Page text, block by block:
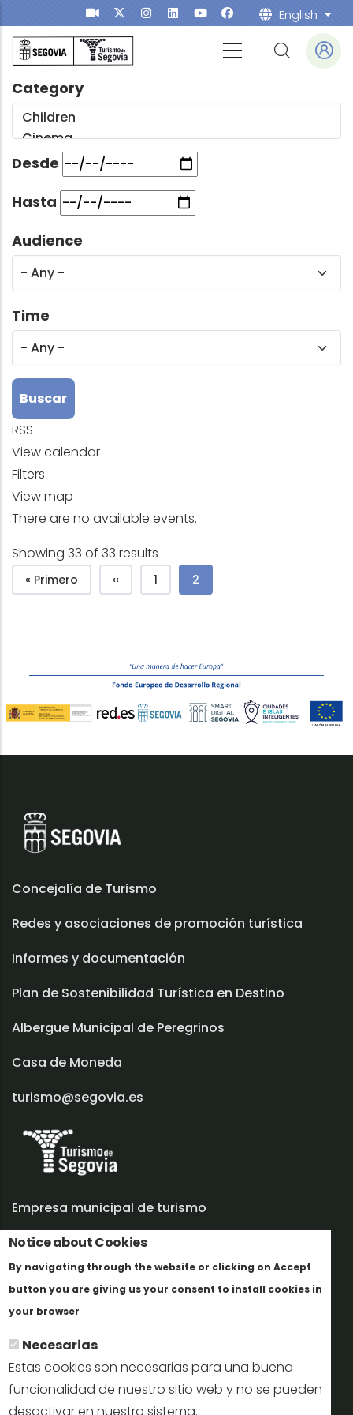
Notice about Cookies
By navigating through the website or clicking on Accept
button you are giving us your consent to install cookies in
your browser
Necesarias
Estas cookies son necesarias para una buena
funcionalidad de nuestro sitio web y no se pueden
Skip to main content English List
Category
Desde
Hasta
Audience
Time
RSS
View calendar
Filters
View map
There are no available events.
Showing 33 of 33 results
Pagination
First page
« Primero Previous page
‹‹ Page
1 Current page
2
Concejalía de Turismo
Redes y asociaciones de promoción turística
Informes y documentación
Plan de Sostenibilidad Turística en Destino
Albergue Municipal de Peregrinos
Casa de Moneda
turismo@segovia.es
Empresa municipal de turismo
Trabaja con nosotros
Informes y documentación
Perfil del contratante
Oficinas de Turismo
reservas@turismodesegovia.com